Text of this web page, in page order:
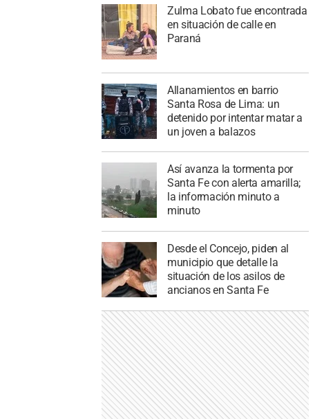
Zulma Lobato fue encontrada
en situación de calle en
Paraná
Allanamientos en barrio
Santa Rosa de Lima: un
detenido por intentar matar a
un joven a balazos
Así avanza la tormenta por
Santa Fe con alerta amarilla;
la información minuto a
minuto
Desde el Concejo, piden al
municipio que detalle la
situación de los asilos de
ancianos en Santa Fe